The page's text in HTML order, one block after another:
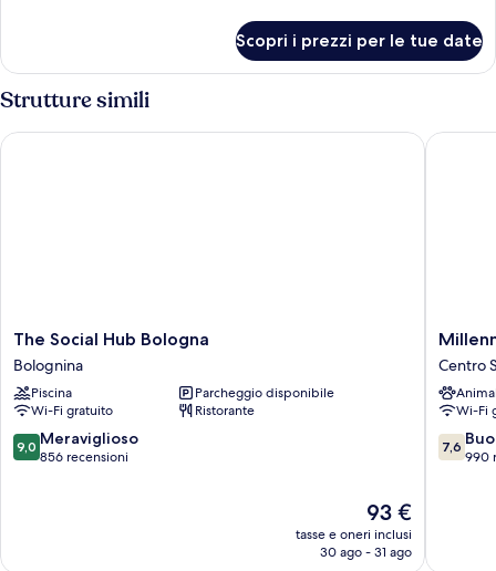
Scopri i prezzi per le tue date
Strutture simili
The
Social
Hub
Bologna
Bolognina
The Social Hub Bologna
Bolognina
Piscina
Parcheggio disponibile
Wi-Fi gratuito
Ristorante
9.0
su
9,0 Meraviglioso
856 recensioni
Il
prezzo
attuale
93 €
tasse e oneri inclusi
30 ago - 31 ago
The Social Hub Bologna
Centro
Storico
Centro
Wi-Fi
7.6
su
7,6
990